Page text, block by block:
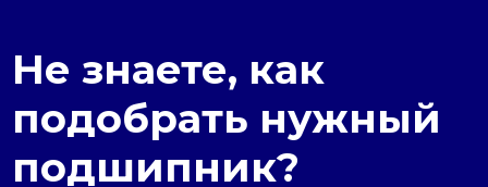
Не знаете, как
подобрать нужный
подшипник?